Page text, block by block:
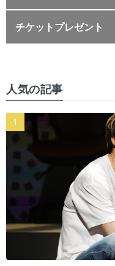
チケットプレゼント
人気の記事